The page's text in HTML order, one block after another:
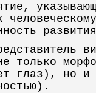
только
глаз), но и